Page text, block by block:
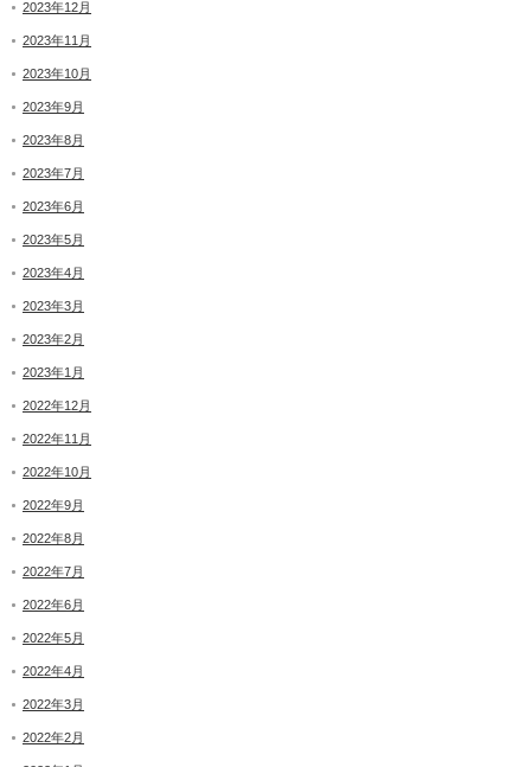
2023年12月
2023年11月
2023年10月
2023年9月
2023年8月
2023年7月
2023年6月
2023年5月
2023年4月
2023年3月
2023年2月
2023年1月
2022年12月
2022年11月
2022年10月
2022年9月
2022年8月
2022年7月
2022年6月
2022年5月
2022年4月
2022年3月
2022年2月